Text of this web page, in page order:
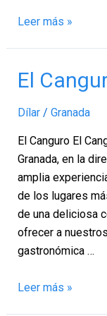
Leer más »
El
Dílar/ Granada
El Canguro El
Granada, en la
amplia
de los lugares
de una deliciosa
ofrecer a
gastronómica …
El
Canguro,
Dílar
Granada
Leer más »